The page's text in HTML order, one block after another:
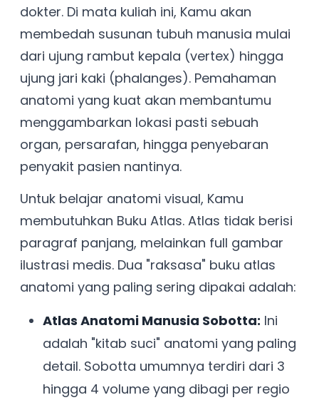
dokter. Di mata kuliah ini, Kamu akan
membedah susunan tubuh manusia mulai
dari ujung rambut kepala (vertex) hingga
ujung jari kaki (phalanges). Pemahaman
anatomi yang kuat akan membantumu
menggambarkan lokasi pasti sebuah
organ, persarafan, hingga penyebaran
penyakit pasien nantinya.
Untuk belajar anatomi visual, Kamu
membutuhkan Buku Atlas. Atlas tidak berisi
paragraf panjang, melainkan full gambar
ilustrasi medis. Dua "raksasa" buku atlas
anatomi yang paling sering dipakai adalah:
Atlas Anatomi Manusia Sobotta: Ini
adalah "kitab suci" anatomi yang paling
detail. Sobotta umumnya terdiri dari 3
hingga 4 volume yang dibagi per regio